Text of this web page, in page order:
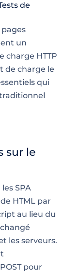
de
un
charge HTTP
de charge le
qui
sur le
SPA
HTML par
au lieu du
les serveurs.
pour